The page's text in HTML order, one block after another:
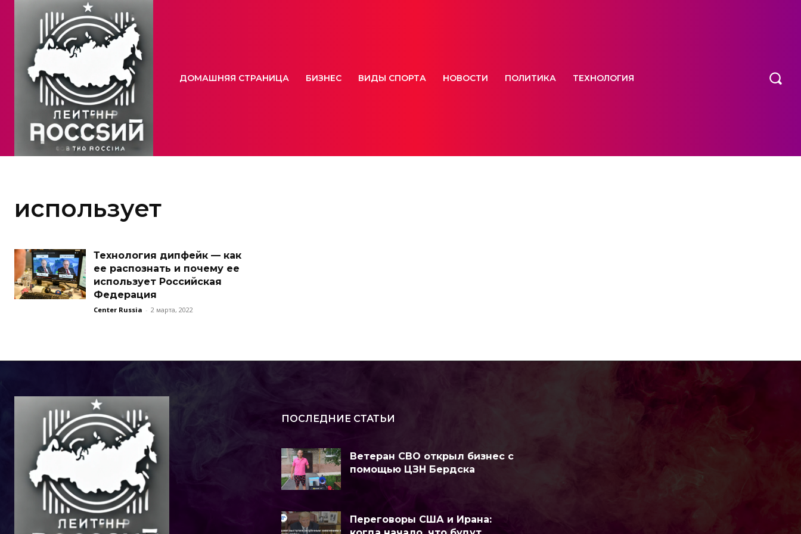
ДОМАШНЯЯ СТРАНИЦА БИЗНЕС ВИДЫ СПОРТА НОВОСТИ ПОЛИТИКА ТЕХНОЛОГИЯ
использует
Технология дипфейк — как
ее распознать и почему ее
использует Российская
Федерация
Center Russia - 2 марта, 2022
ПОСЛЕДНИЕ СТАТЬИ
Ветеран СВО открыл бизнес с
помощью ЦЗН Бердска
Переговоры США и Ирана: